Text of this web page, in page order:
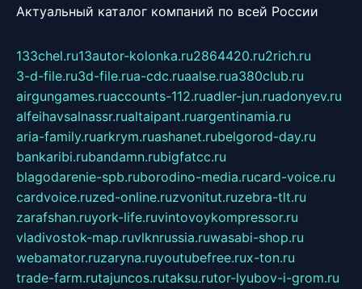
Актуальный каталог компаний по всей России
133chel.ru13autor-kolonka.ru2864420.ru2rich.ru
3-d-file.ru3d-file.rua-cdc.ruaalse.rua380club.ru
airgungames.ruaccounts-112.ruadler-jun.ruadonyev.ru
alfeihavsalnassr.rualtaipant.ruargentinamia.ru
aria-family.ruarkrym.ruashanet.rubelgorod-day.ru
bankaribi.rubandamn.rubigfatcc.ru
blagodarenie-spb.ruborodino-media.rucard-voice.ru
cardvoice.ruzed-online.ruzvonitut.ruzebra-tlt.ru
zarafshan.ruyork-life.ruvintovoykompressor.ru
vladivostok-map.ruvlknrussia.ruwasabi-shop.ru
webamator.ruzaryna.ruyoutubefree.rux-ton.ru
trade-farm.rutajuncos.rutaksu.rutor-lyubov-i-grom.ru